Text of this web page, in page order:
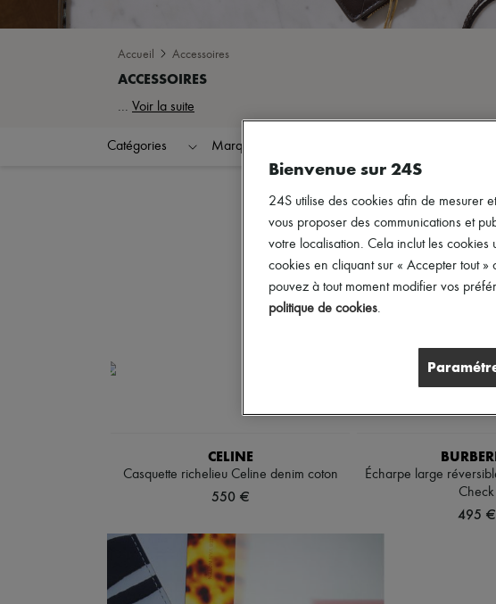
Accueil Accessoires
... Voir la suite
Catégories Marques
CELINE
Casquette richelieu Celine denim coton
550 €
Écharpe large
Check
495 €
Bienvenue sur 24S
24S utilise des cookies afin de mesurer
vous proposer des communications et
votre localisation. Cela inclut les cookies
cookies en cliquant sur « Accepter tout
pouvez à tout moment modifier vos
politique de cookies.